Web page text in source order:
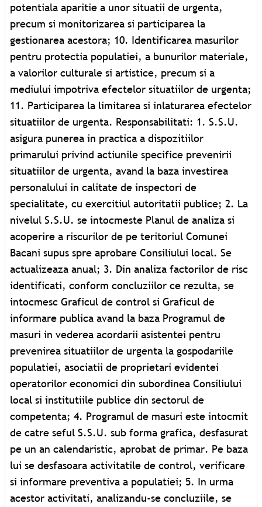
potentiala aparitie a unor situatii de urgenta,
precum si monitorizarea si participarea la
gestionarea acestora; 10. Identificarea masurilor
pentru protectia populatiei, a bunurilor materiale,
a valorilor culturale si artistice, precum si a
mediului impotriva efectelor situatiilor de urgenta;
11. Participarea la limitarea si inlaturarea efectelor
situatiilor de urgenta. Responsabilitati: 1. S.S.U.
asigura punerea in practica a dispozitiilor
primarului privind actiunile specifice prevenirii
situatiilor de urgenta, avand la baza investirea
personalului in calitate de inspectori de
specialitate, cu exercitiul autoritatii publice; 2. La
nivelul S.S.U. se intocmeste Planul de analiza si
acoperire a riscurilor de pe teritoriul Comunei
Bacani supus spre aprobare Consiliului local. Se
actualizeaza anual; 3. Din analiza factorilor de risc
identificati, conform concluziilor ce rezulta, se
intocmesc Graficul de control si Graficul de
informare publica avand la baza Programul de
masuri in vederea acordarii asistentei pentru
prevenirea situatiilor de urgenta la gospodariile
populatiei, asociatii de proprietari evidentei
operatorilor economici din subordinea Consiliului
local si institutiile publice din sectorul de
competenta; 4. Programul de masuri este intocmit
de catre seful S.S.U. sub forma grafica, desfasurat
pe un an calendaristic, aprobat de primar. Pe baza
lui se desfasoara activitatile de control, verificare
si informare preventiva a populatiei; 5. In urma
acestor activitati, analizandu-se concluziile, se